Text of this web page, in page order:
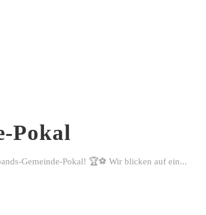
Pokal
Gemeinde-Pokal! 🏆⚽ Wir blicken auf ein...